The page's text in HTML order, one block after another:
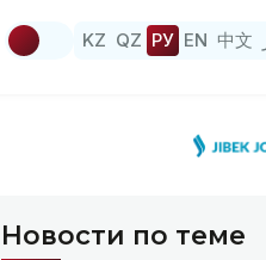
KZ QZ РУ EN 中文
Новости по теме